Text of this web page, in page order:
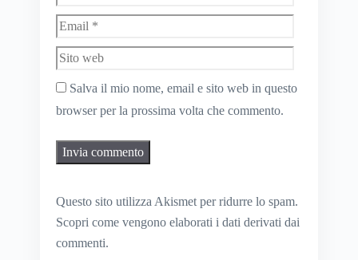
web
Salva il mio nome, email e sito web in questo
browser per la prossima volta che commento.
Questo sito utilizza Akismet per ridurre lo spam.
Scopri come vengono elaborati i dati derivati dai
commenti.